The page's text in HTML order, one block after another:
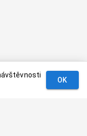
OK